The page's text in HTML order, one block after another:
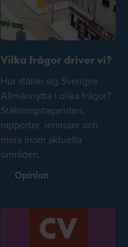
Vilka frågor driver vi?
Hur ställer sig Sveriges
Allmännytta i olika frågor?
Ställningstaganden,
rapporter, remisser och
mera inom aktuella
områden.
Opinion